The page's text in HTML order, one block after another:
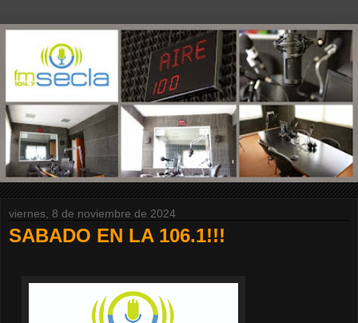
viernes, 8 de noviembre de 2024
SABADO EN LA 106.1!!!